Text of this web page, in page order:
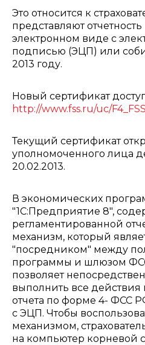
Это относится к
представляют
электронном виде с
подписью (ЭЦП) или
2013 году.
Новый сертификат
http://www.fss.ru/uc/
Текущий сертификат
уполномоченного лица
20.02.2013.
В экономических
"1С:Предприятие 8",
регламентированной
механизм, который
"посредником" между
программы и шлюзом
позволяет
выполнить все
отчета по форме 4- ФСС
с ЭЦП. Чтобы
механизмом,
на компьютер корневой